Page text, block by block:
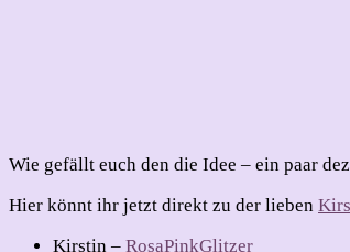
Wie gefällt euch den die Idee – ein paar
Hier könnt ihr jetzt direkt zu der lieben
Kirstin – RosaPinkGlitzer